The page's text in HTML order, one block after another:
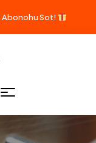
Abonohu Sot!